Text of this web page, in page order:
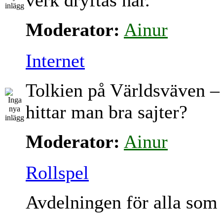
Moderator: Ainur
Internet
Tolkien på Världsväven
hittar man bra sajter?
Moderator: Ainur
Rollspel
Avdelningen för alla